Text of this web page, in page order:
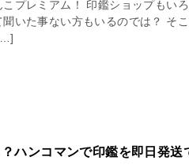
こプレミアム！ 印鑑ショップもい
聞いた事ない方もいるのでは？ そ
ハンコマンで印鑑を即日発送